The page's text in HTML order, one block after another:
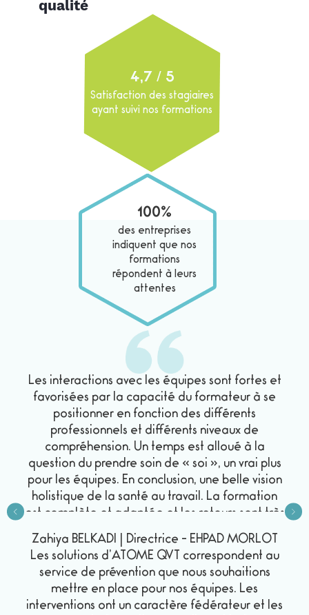
par sa volonté d’associer l’ensemble des
acteurs de l’entreprise dans des projets
long terme.
qualité
4,7 / 5
Satisfaction des stagiaires
ayant suivi nos formations
100%
des entreprises
indiquent que nos
formations
répondent à leurs
attentes
Les interactions avec les équipes sont fortes et
favorisées par la capacité du formateur à se
positionner en fonction des différents
professionnels et différents niveaux de
compréhension. Un temps est alloué à la
question du prendre soin de « soi », un vrai plus
pour les équipes. En conclusion, une belle vision
holistique de la santé au travail. La formation
est complète et adaptée et les retours sont très
satisfaisants.
Zahiya BELKADI
Directrice - EHPAD MORLOT
Les solutions d’ATOME QVT correspondent au
service de prévention que nous souhaitions
mettre en place pour nos équipes. Les
interventions ont un caractère fédérateur et les